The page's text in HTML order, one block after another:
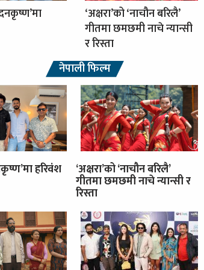
‘अक्षरा’को ‘नाचौन बरिलै’
गीतमा छमछमी नाचे न्यान्सी
र रिस्ता
नेपाली फिल्म
हरिवंश ‘अक्षरा’को ‘नाचौन बरिलै’
गीतमा छमछमी नाचे न्यान्सी र
रिस्ता